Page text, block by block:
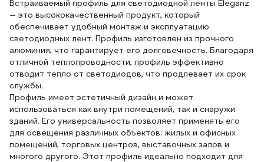
Встраиваемый профиль для светодиодной ленты Eleganz
— это высококачественный продукт, который
обеспечивает удобный монтаж и эксплуатацию
светодиодных лент. Профиль изготовлен из прочного
алюминия, что гарантирует его долговечность. Благодаря
отличной теплопроводности, профиль эффективно
отводит тепло от светодиодов, что продлевает их срок
службы.
Профиль имеет эстетичный дизайн и может
использоваться как внутри помещений, так и снаружи
зданий. Его универсальность позволяет применять его
для освещения различных объектов: жилых и офисных
помещений, торговых центров, выставочных залов и
многого другого. Этот профиль идеально подходит для